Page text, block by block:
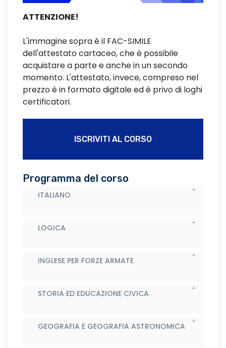
ATTENZIONE!
L'immagine sopra è il FAC-SIMILE
dell'attestato cartaceo, che è possibile
acquistare a parte e anche in un secondo
momento. L'attestato, invece, compreso nel
prezzo è in formato digitale ed è privo di loghi
certificatori.
ISCRIVITI AL CORSO
Programma del corso
ITALIANO
LOGICA
INGLESE PER FORZE ARMATE
STORIA ED EDUCAZIONE CIVICA
GEOGRAFIA E GEOGRAFIA ASTRONOMICA